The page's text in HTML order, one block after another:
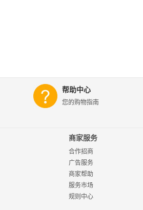
帮助中心
您的购物指南
商家服务
合作招商
广告服务
商家帮助
服务市场
规则中心